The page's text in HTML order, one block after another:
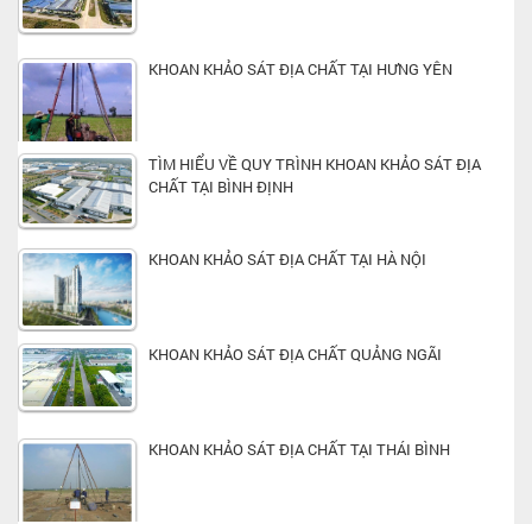
KHOAN KHẢO SÁT ĐỊA CHẤT TẠI HƯNG YÊN
TÌM HIỂU VỀ QUY TRÌNH KHOAN KHẢO SÁT ĐỊA
CHẤT TẠI BÌNH ĐỊNH
KHOAN KHẢO SÁT ĐỊA CHẤT TẠI HÀ NỘI
KHOAN KHẢO SÁT ĐỊA CHẤT QUẢNG NGÃI
KHOAN KHẢO SÁT ĐỊA CHẤT TẠI THÁI BÌNH